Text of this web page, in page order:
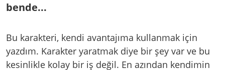
bende...
Bu karakteri, kendi avantajıma kullanmak için
yazdım. Karakter yaratmak diye bir şey var ve bu
kesinlikle kolay bir iş değil. En azından kendimin